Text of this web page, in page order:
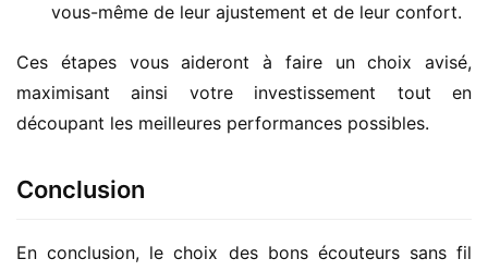
vous-même de leur ajustement et de leur confort.
Ces étapes vous aideront à faire un choix avisé,
maximisant ainsi votre investissement tout en
découpant les meilleures performances possibles.
Conclusion
En conclusion, le choix des bons écouteurs sans fil